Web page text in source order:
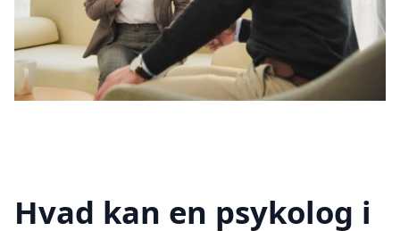
Hvad kan en psykolog i